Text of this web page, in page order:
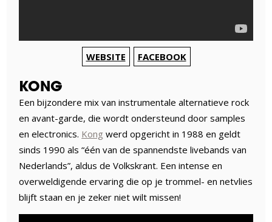
WEBSITE FACEBOOK
KONG
Een bijzondere mix van instrumentale alternatieve rock
en avant-garde, die wordt ondersteund door samples
en electronics. Kong werd opgericht in 1988 en geldt
sinds 1990 als “één van de spannendste livebands van
Nederlands”, aldus de Volkskrant. Een intense en
overweldigende ervaring die op je trommel- en netvlies
blijft staan en je zeker niet wilt missen!